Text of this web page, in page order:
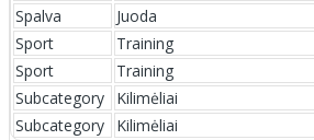
Spalva
Juoda
Sport
Training
Sport
Training
Subcategory
Kilimėliai
Subcategory
Kilimėliai